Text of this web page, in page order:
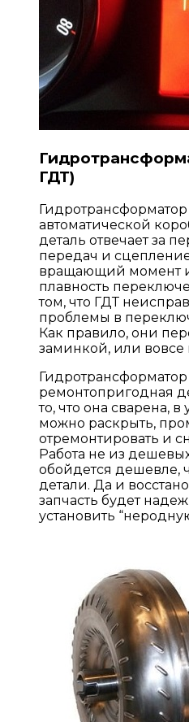
ГДТ)
Гидротрансформатор
автоматической
деталь отвечает за
передач и
вращающий момент
плавность
том, что ГДТ
проблемы в
Как правило, они
заминкой, или вовсе
Гидротрансформатор
ремонтопригодная
то, что она сварена,
можно раскрыть,
отремонтировать и
Работа не из
обойдется дешевле,
детали. Да и
запчасть будет
установить